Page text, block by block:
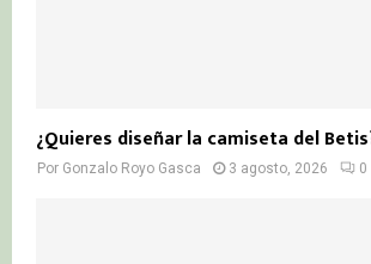
¿Quieres diseñar la camiseta del
Por Gonzalo Royo Gasca 3 agosto, 2026 0